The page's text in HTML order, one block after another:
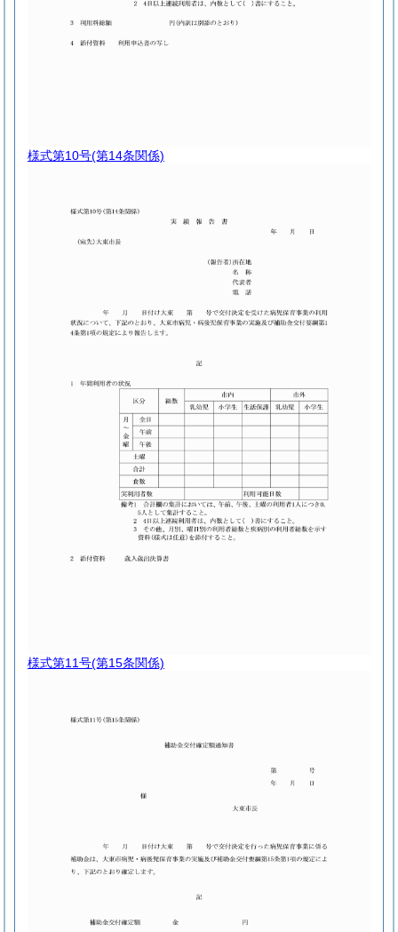
様式第10号(第14条関係)
様式第11号(第15条関係)